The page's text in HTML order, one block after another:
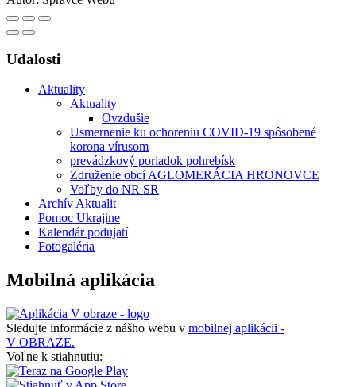
Udalosti
Aktuality
Aktuality
Ovzdušie
Usmernenie ku ochoreniu COVID-19 spôsobené
korona vírusom
prevádzkový poriadok pohrebísk
Združenie obcí AGLOMERÁCIA HRONOVCE
Voľby do NR SR
Archív Aktualit
Pomoc Ukrajine
Kalendár podujatí
Fotogaléria
Mobilná aplikácia
Sledujte informácie z nášho webu v mobilnej aplikácii -
V OBRAZE.
Voľne k stiahnutiu: